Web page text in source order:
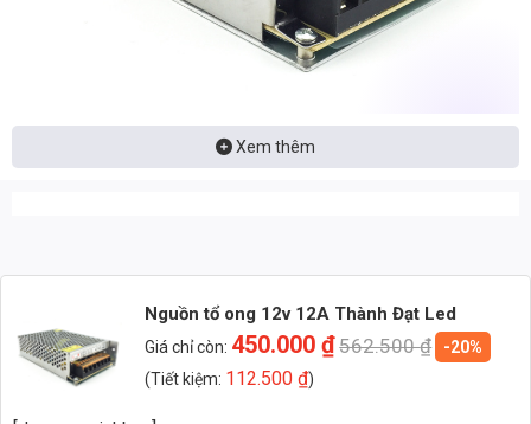
Zalo 1 (Tư vấn chính)
Zalo 2 (Hỗ trợ nhanh)
Xem thêm
Nguồn tổ ong 12v 12A Thành Đạt Led
Giá chỉ còn: 450.000₫562.500₫
-20%
(Tiết kiệm: 112.500₫)